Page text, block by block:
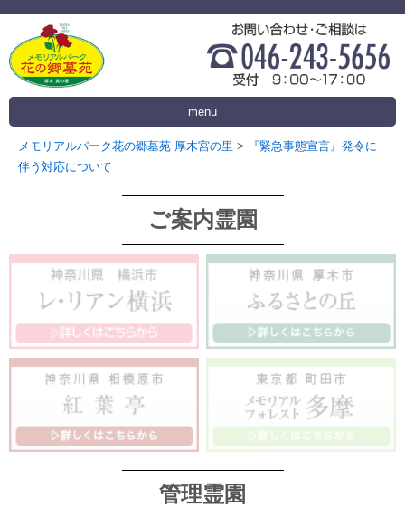
menu
メモリアルパーク花の郷墓苑 厚木宮の里 >
『緊急事態宣言』発令に
伴う対応について
ご案内霊園
管理霊園